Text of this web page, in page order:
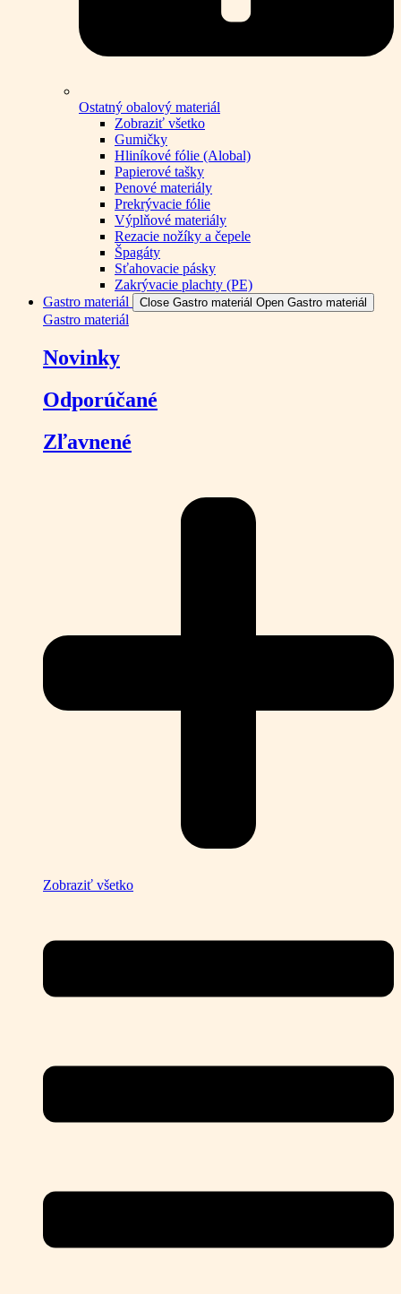
Ostatný obalový materiál
Zobraziť všetko
Gumičky
Hliníkové fólie (Alobal)
Papierové tašky
Penové materiály
Prekrývacie fólie
Výplňové materiály
Rezacie nožíky a čepele
Špagáty
Sťahovacie pásky
Zakrývacie plachty (PE)
Gastro materiál
Close Gastro materiál Open Gastro materiál
Gastro materiál
Novinky
Odporúčané
Zľavnené
Zobraziť všetko